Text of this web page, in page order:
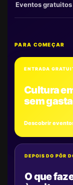
Eventos gratuitos
PARA COMEÇAR
ENTRADA
Cultura
sem
Descobrir
DEPOIS DO PÔR
O que